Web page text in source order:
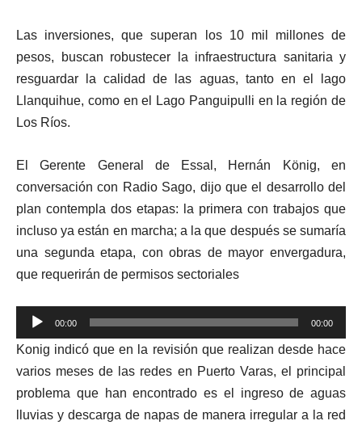
Las inversiones, que superan los 10 mil millones de
pesos, buscan robustecer la infraestructura sanitaria y
resguardar la calidad de las aguas, tanto en el lago
Llanquihue, como en el Lago Panguipulli en la región de
Los Ríos.
El Gerente General de Essal, Hernán König, en
conversación con Radio Sago, dijo que el desarrollo del
plan contempla dos etapas: la primera con trabajos que
incluso ya están en marcha; a la que después se sumaría
una segunda etapa, con obras de mayor envergadura,
que requerirán de permisos sectoriales
Reproductor
de
audio
00:00 00:00
Konig indicó que en la revisión que realizan desde hace
varios meses de las redes en Puerto Varas, el principal
problema que han encontrado es el ingreso de aguas
lluvias y descarga de napas de manera irregular a la red